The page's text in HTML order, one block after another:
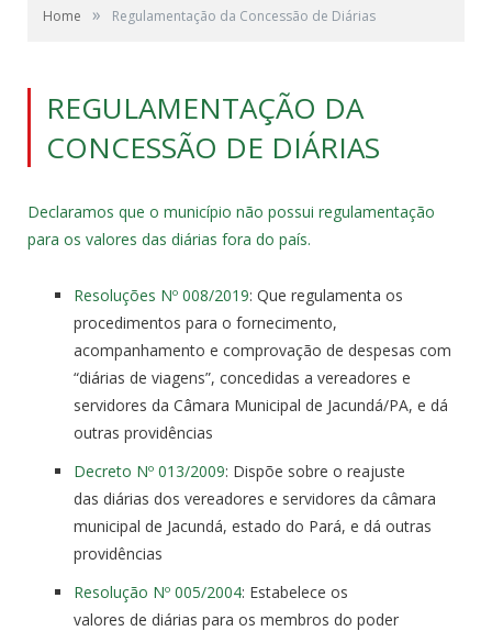
Home » Regulamentação da Concessão de Diárias
REGULAMENTAÇÃO DA
CONCESSÃO DE DIÁRIAS
Declaramos que o município não possui regulamentação
para os valores das diárias fora do país.
Resoluções Nº 008/2019: Que regulamenta os
procedimentos para o fornecimento,
acompanhamento e comprovação de despesas com
“diárias de viagens”, concedidas a vereadores e
servidores da Câmara Municipal de Jacundá/PA, e dá
outras providências
Decreto Nº 013/2009: Dispõe sobre o reajuste
das diárias dos vereadores e servidores da câmara
municipal de Jacundá, estado do Pará, e dá outras
providências
Resolução Nº 005/2004: Estabelece os
valores de diárias para os membros do poder